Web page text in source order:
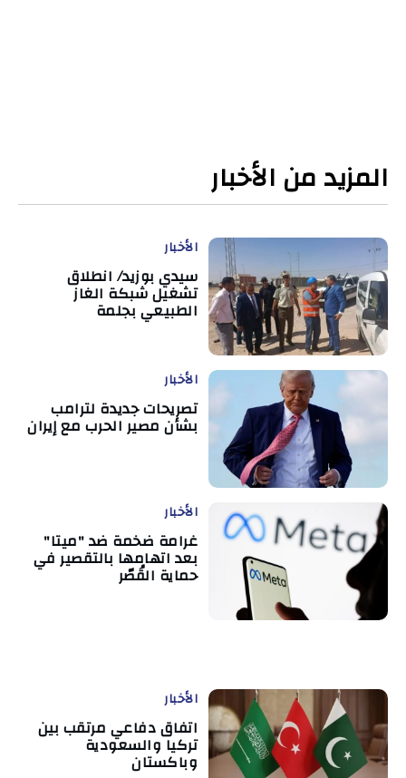
المزيد من الأخبار
الأخبار
سيدي بوزيد/ انطلاق
تشغيل شبكة الغاز
الطبيعي بجلمة
الأخبار
تصريحات جديدة لترامب
بشأن مصير الحرب مع إيران
الأخبار
غرامة ضخمة ضد "ميتا"
بعد اتهامها بالتقصير في
حماية القُصّر
الأخبار
اتفاق دفاعي مرتقب بين
تركيا والسعودية
وباكستان